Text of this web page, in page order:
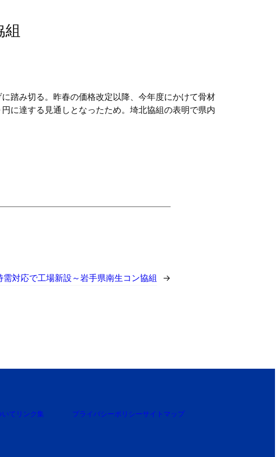
組
踏み切る。昨春の価格改定以降、今年度にかけて骨材
に達する見通しとなったため。埼北協組の表明で県内
需対応で工場新設～岩手県南生コン協組 →
て リンク集 プライバシーポリシーサイトマップ